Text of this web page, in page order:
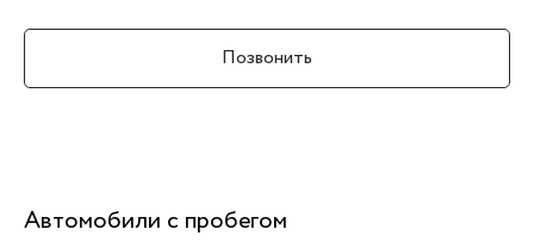
Позвонить
Автомобили с пробегом